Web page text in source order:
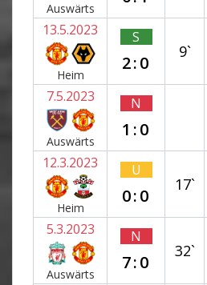
Auswärts
13.5.2023
Heim
S
2:0
9`
7.5.2023
Auswärts
N
1:0
12.3.2023
Heim
U
0:0
17`
5.3.2023
Auswärts
N
7:0
32`